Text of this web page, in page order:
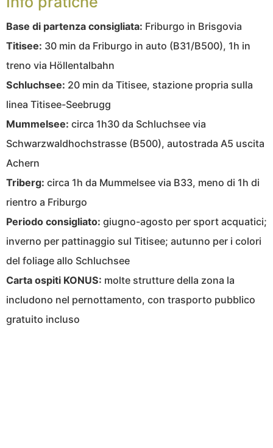
Base di partenza consigliata: Friburgo in Brisgovia
Titisee: 30 min da Friburgo in auto (B31/B500), 1h in
treno via Höllentalbahn
Schluchsee: 20 min da Titisee, stazione propria sulla
linea Titisee-Seebrugg
Mummelsee: circa 1h30 da Schluchsee via
Schwarzwaldhochstrasse (B500), autostrada A5 uscita
Achern
Triberg: circa 1h da Mummelsee via B33, meno di 1h di
rientro a Friburgo
Periodo consigliato: giugno-agosto per sport acquatici;
inverno per pattinaggio sul Titisee; autunno per i colori
del foliage allo Schluchsee
Carta ospiti KONUS: molte strutture della zona la
includono nel pernottamento, con trasporto pubblico
gratuito incluso